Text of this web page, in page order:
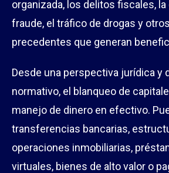
organizada, los delitos fiscales,
fraude, el tráfico de drogas y
precedentes que generan
Desde una perspectiva jurídica y
normativo, el blanqueo de
manejo de dinero en efectivo.
transferencias bancarias,
operaciones inmobiliarias,
virtuales, bienes de alto valor o